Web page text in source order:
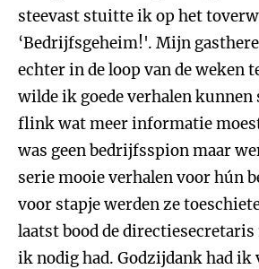
steevast stuitte ik op het
‘Bedrijfsgeheim!'. Mijn
echter in de loop van de weken
wilde ik goede verhalen
flink wat meer informatie
was geen bedrijfsspion maar
serie mooie verhalen voor hún
voor stapje werden ze
laatst bood de directiesecretaris
ik nodig had. Godzijdank had ik